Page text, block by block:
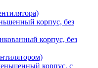
корпус, без
корпус, без
корпус, с